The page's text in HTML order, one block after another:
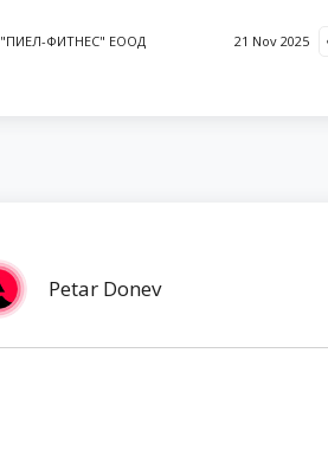
"ПИЕЛ-ФИТНЕС" ЕООД 21 Nov 2025
Petar Donev